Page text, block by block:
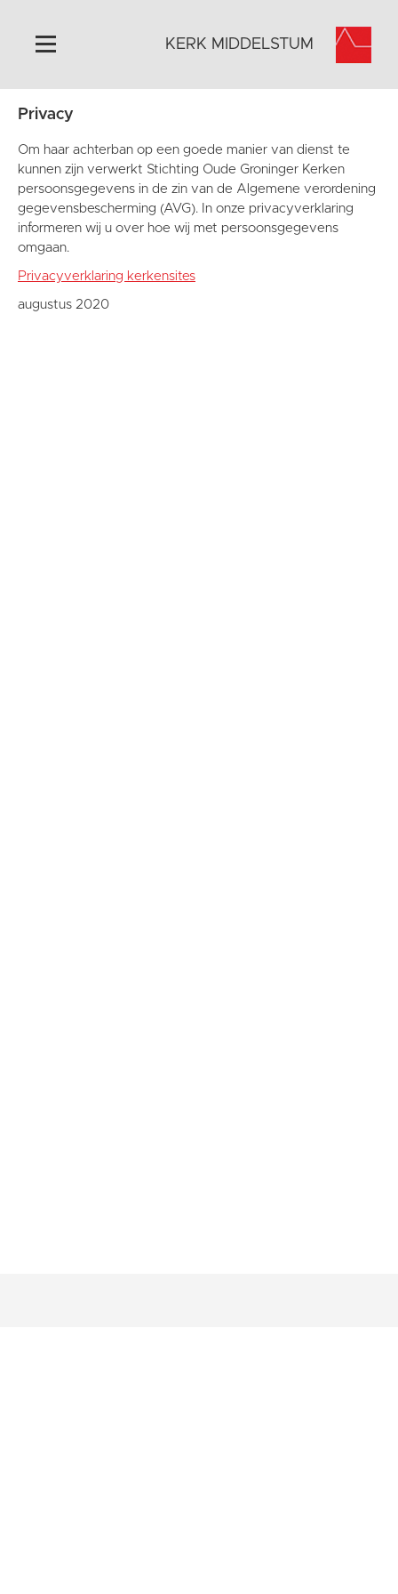
Home
Algemeen
Historie
Omgeving
Het Grootste Museum
KERK MIDDELSTUM
Privacy
Om haar achterban op een goede manier van dienst te
kunnen zijn verwerkt Stichting Oude Groninger Kerken
persoonsgegevens in de zin van de Algemene verordening
gegevensbescherming (AVG). In onze privacyverklaring
informeren wij u over hoe wij met persoonsgegevens
omgaan.
Privacyverklaring kerkensites
augustus 2020